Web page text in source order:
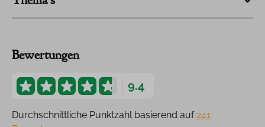
Bewertungen
9.4
Durchschnittliche Punktzahl basierend auf241